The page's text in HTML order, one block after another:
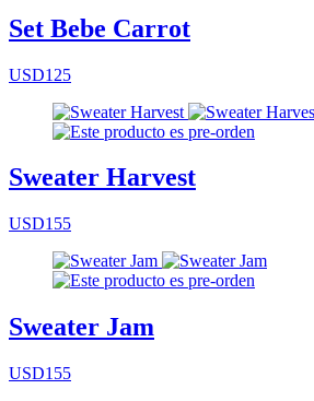
Set Bebe Carrot
USD125
Sweater Harvest
USD155
Sweater Jam
USD155